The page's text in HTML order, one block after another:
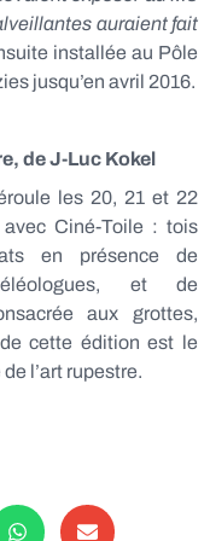
auraient fait
installée au Pôle
jusqu’en avril 2016.
de J-Luc Kokel
les 20, 21 et 22
Ciné-Toile : tois
en présence de
et de
aux grottes,
cette édition est le
l’art rupestre.